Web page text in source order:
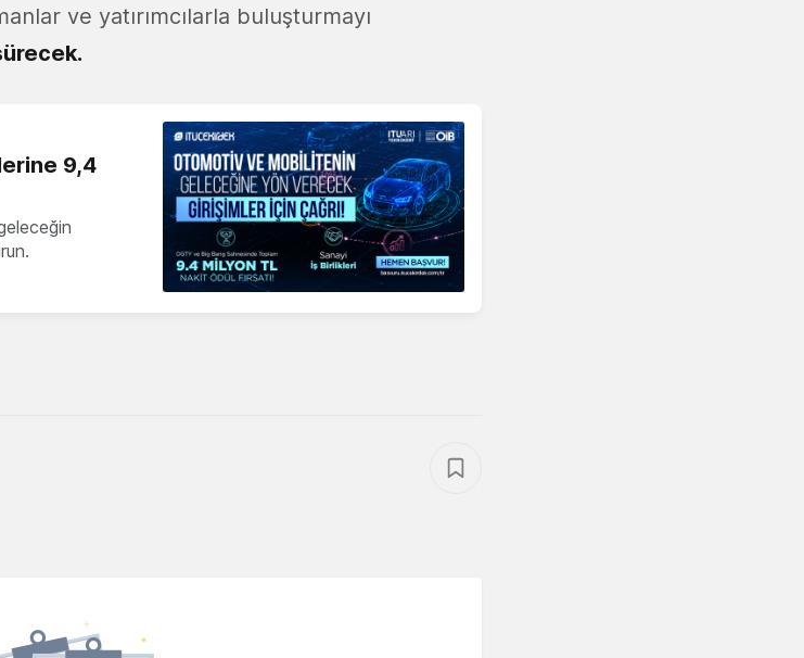
ve yatırımcılarla buluşturmayı
9,4